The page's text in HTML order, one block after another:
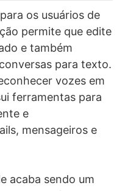
os usuários de
permite que edite
e também
para texto.
vozes em
ferramentas para
e
mensageiros e
acaba sendo um